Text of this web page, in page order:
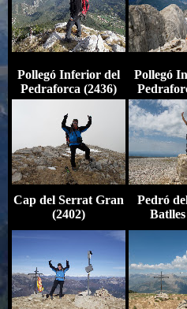
Pollegó Inferior del
Pedraforca (2436)
Pollegó
Cap del Serrat Gran
(2402)
Pedró